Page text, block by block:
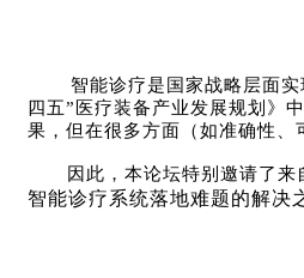
智能诊疗是国家战略层面
四五”医疗装备产业发展规划》
果，但在很多方面（如准确性、
因此，本论坛特别邀请了
智能诊疗系统落地难题的解决